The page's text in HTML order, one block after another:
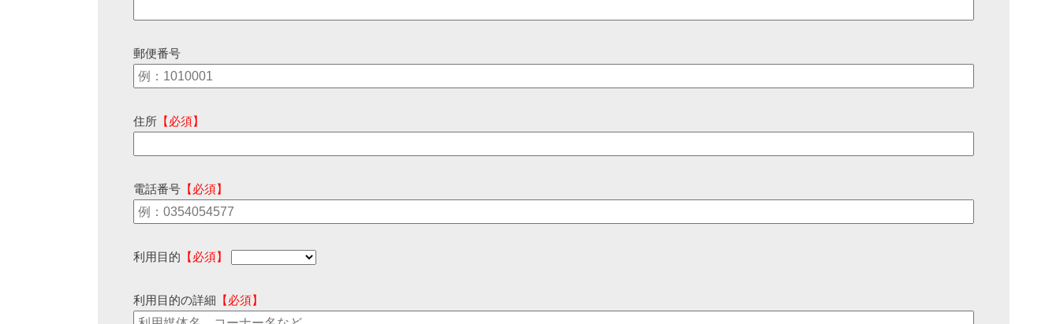
郵便番号
住所 【必須】
電話番号 【必須】
利用目的 【必須】
利用目的の詳細 【必須】